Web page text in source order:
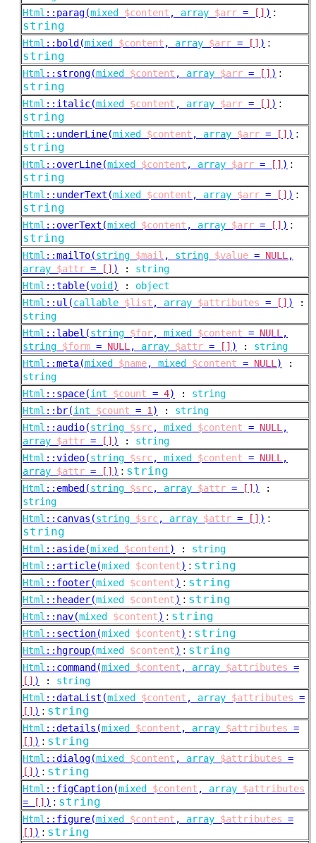
Html :: parag(mixed $content , array $arr = [] ) :
string
Html :: bold(mixed $content , array $arr = [] ) :
string
Html :: strong(mixed $content , array $arr = [] ) :
string
Html :: italic(mixed $content , array $arr = [] ) :
string
Html :: underLine(mixed $content , array $arr = [] ) :
string
Html :: overLine(mixed $content , array $arr = [] ) :
string
Html :: underText(mixed $content , array $arr = [] ) :
string
Html :: overText(mixed $content , array $arr = [] ) :
string
Html ::mailTo(string $mail , string $value = NULL,
array $attr = [] ) : string
Html ::table(void ) : object
Html :: ul(callable $list , array $attributes = [] )
:
string
Html :: label(string $for, mixed $content = NULL,
string $form = NULL, array $attr = [] ) : string
Html ::meta(mixed $name, mixed $content = NULL)
:
string
Html :: space(int $count = 4) : string
Html :: br(int $count = 1) : string
Html :: audio(string $src , mixed $content = NULL,
array $attr = [] ) : string
Html ::video(string $src , mixed $content = NULL,
array $attr = [] ) : string
Html :: embed(string $src , array $attr = [] )
:
string
Html :: canvas(string $src , array $attr = [] ) :
string
Html :: aside(mixed $content) : string
Html :: article(mixed $content) : string
Html :: footer(mixed $content) : string
Html :: header(mixed $content) : string
Html :: nav(mixed $content) : string
Html :: section(mixed $content) : string
Html :: hgroup(mixed $content) : string
Html :: command(mixed $content , array $attributes =
[] ) : string
Html ::dataList(mixed $content , array $attributes =
[] ) : string
Html ::details(mixed $content , array $attributes =
[] ) : string
Html ::dialog(mixed $content , array $attributes =
[] ) : string
Html :: figCaption(mixed $content , array $attributes
=
[] ) : string
Html :: figure(mixed $content , array $attributes =
[] ) : string